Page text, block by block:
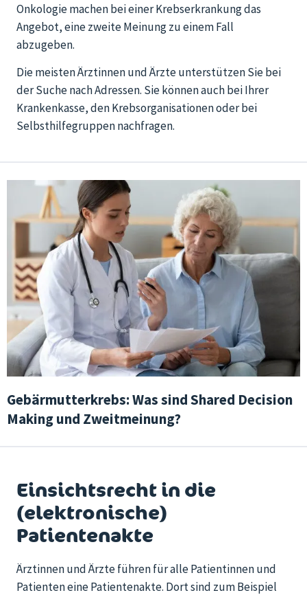
Onkologie machen bei einer Krebserkrankung das
Angebot, eine zweite Meinung zu einem Fall
abzugeben.
Die meisten Ärztinnen und Ärzte unterstützen Sie bei
der Suche nach Adressen. Sie können auch bei Ihrer
Krankenkasse, den Krebsorganisationen oder bei
Selbsthilfegruppen nachfragen.
Gebärmutterkrebs: Was sind Shared Decision
Making und Zweitmeinung?
Einsichtsrecht in die
(elektronische)
Patientenakte
Ärztinnen und Ärzte führen für alle Patientinnen und
Patienten eine Patientenakte. Dort sind zum Beispiel